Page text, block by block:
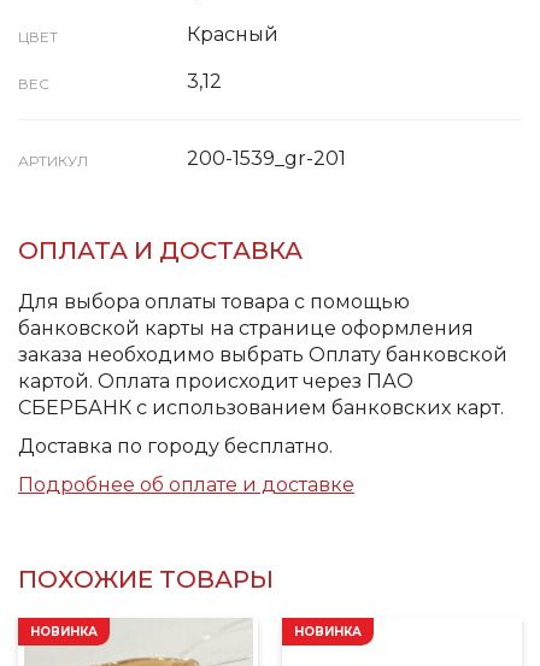
ЦВЕТ Красный
ВЕС 3,12
АРТИКУЛ 200-1539_gr-201
ОПЛАТА И ДОСТАВКА
Для выбора оплаты товара с помощью
банковской карты на странице оформления
заказа необходимо выбрать Оплату банковской
картой. Оплата происходит через ПАО
СБЕРБАНК с использованием банковских карт.
Доставка по городу бесплатно.
Подробнее об оплате и доставке
ПОХОЖИЕ ТОВАРЫ
НОВИНКА НОВИНКА